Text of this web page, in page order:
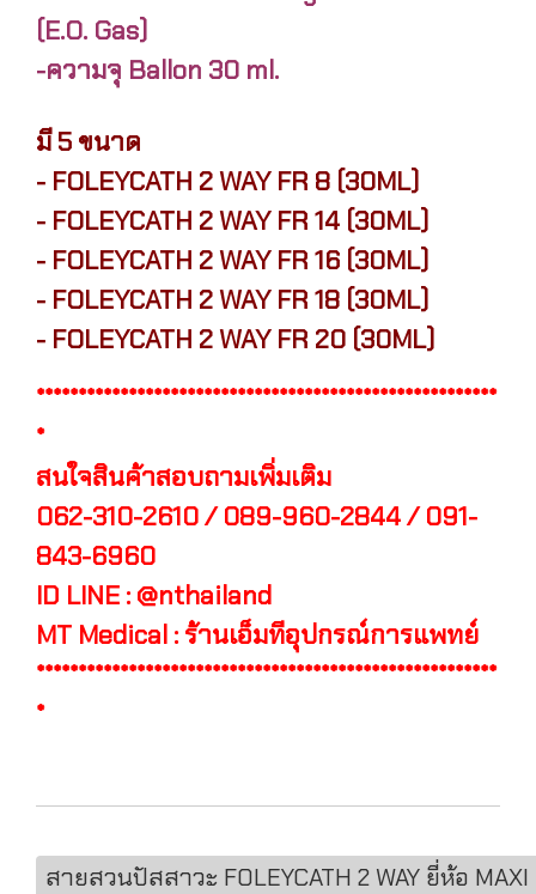
(E.O. Gas)
-ความจุ Ballon 30 ml.
มี 5 ขนาด
- FOLEYCATH 2 WAY FR 8 (30ML)
- FOLEYCATH 2 WAY FR 14 (30ML)
- FOLEYCATH 2 WAY FR 16 (30ML)
- FOLEYCATH 2 WAY FR 18 (30ML)
- FOLEYCATH 2 WAY FR 20 (30ML)
*******************************************************
*
สนใจสินค้าสอบถามเพิ่มเติม
062-310-2610 / 089-960-2844 / 091-
843-6960
ID LINE : @nthailand
MT Medical : ร้านเอ็มทีอุปกรณ์การแพทย์
*******************************************************
*
สายสวนปัสสาวะ FOLEYCATH 2 WAY ยี่ห้อ MAXI